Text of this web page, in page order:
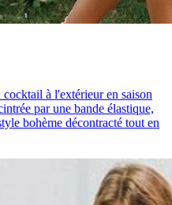
à l'extérieur en saison
par une bande élastique,
bohème décontracté tout en